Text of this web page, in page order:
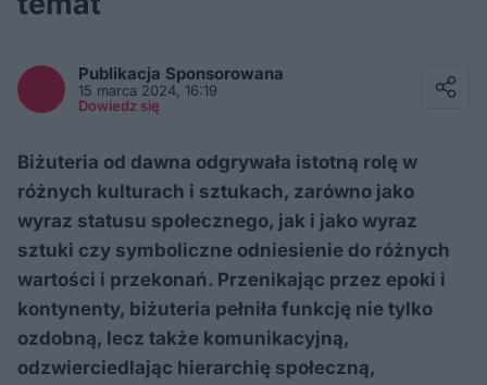
Publikacja Sponsorowana
15 marca 2024, 16:19
Dowiedz się
Biżuteria od dawna odgrywała istotną rolę w
różnych kulturach i sztukach, zarówno jako
wyraz statusu społecznego, jak i jako wyraz
sztuki czy symboliczne odniesienie do różnych
wartości i przekonań. Przenikając przez epoki i
kontynenty, biżuteria pełniła funkcję nie tylko
ozdobną, lecz także komunikacyjną,
odzwierciedlając hierarchię społeczną,